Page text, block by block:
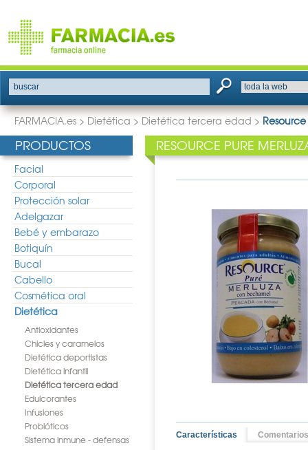
buscar
FARMACIA.es > Dietética > Dietética tercera edad >
PRODUCTOS
Facial
Corporal
Protección solar
Adelgazar
Bebé y embarazo
Botiquín
Bucal
Cabello
Cosmética oral
Dietética
Antioxidantes
Chicles y caramelos
Dietética deportistas
Dietética infantil
Dietética tercera edad
Edulcorantes
Infusiones
Probióticos
Sistema inmune - defensas
RESOURCE PURE
Características Comentarios